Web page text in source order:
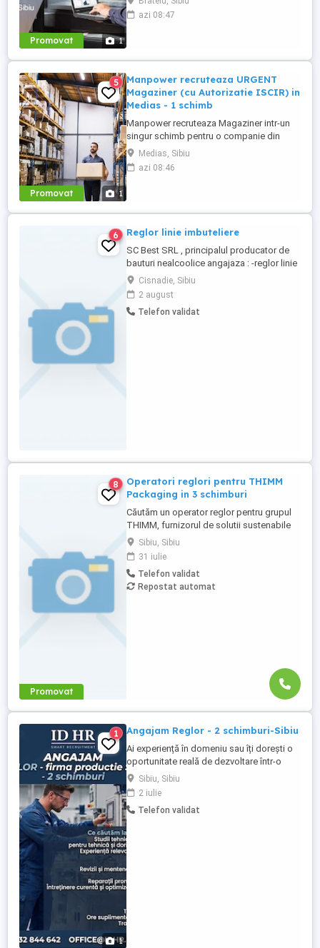
Promovat 1
fabricarea de piese si accesorii pentru
autovehicule(se produc componente din
subansamble pentru industria auto).
azi 08:47
Promovat 1
5
Manpower recruteaza URGENT
Magaziner (cu Autorizatie ISCIR) in
Medias - 1 schimb
Manpower recruteaza Magaziner intr-un
singur schimb pentru o companie din
Medias unde principala activitate este
fabricarea de piese si accesorii pentru
autovehicule(se produc componente din
subansamble pentru industria ...
Medias, Sibiu
azi 08:46
6 Reglor linie imbuteliere
SC Best SRL , principalul producator de
bauturi nealcoolice angajaza : -reglor linie
imbuteliere Principalele sarcini : - operare
si reglare utilaje - monitorizare linie
productie -interventie in reglarea utilajelor
pentru a obtine performantele setate initial
Cisnadie, Sibiu
2 august
Telefon validat
Promovat
8
Operatori reglori pentru THIMM
Packaging in 3 schimburi
Căutăm un operator reglor pentru grupul
THIMM, furnizorul de solutii sustenabile
pentru ambalaje. Dacă ai o atenție
deosebită la detalii și ești pasionat de
crearea de soluții funcționale și estetice,
acesta ar putea fi locul ideal pentru tine!
Cerinte: - Experienta in productie; -
Sibiu, Sibiu
31 iulie
Telefon validat
Repostat automat
1
1 Angajam Reglor - 2 schimburi-Sibiu
Ai experiență în domeniu sau îți dorești o
oportunitate reală de dezvoltare într-o
echipa tehnica? Dacă ești o persoană
serioasă, dornică să învețe și vrei un
mediu de lucru care te pune în valoare, te
așteptăm în echipă. Ce căutăm la viitorul
Sibiu, Sibiu
2 iulie
Telefon validat